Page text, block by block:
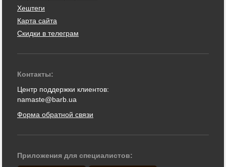
Хештеги
Карта сайта
Скидки в телеграм
Контакты:
Центр поддержки клиентов:
namaste@barb.ua
Форма обратной связи
Приложения для специалистов: